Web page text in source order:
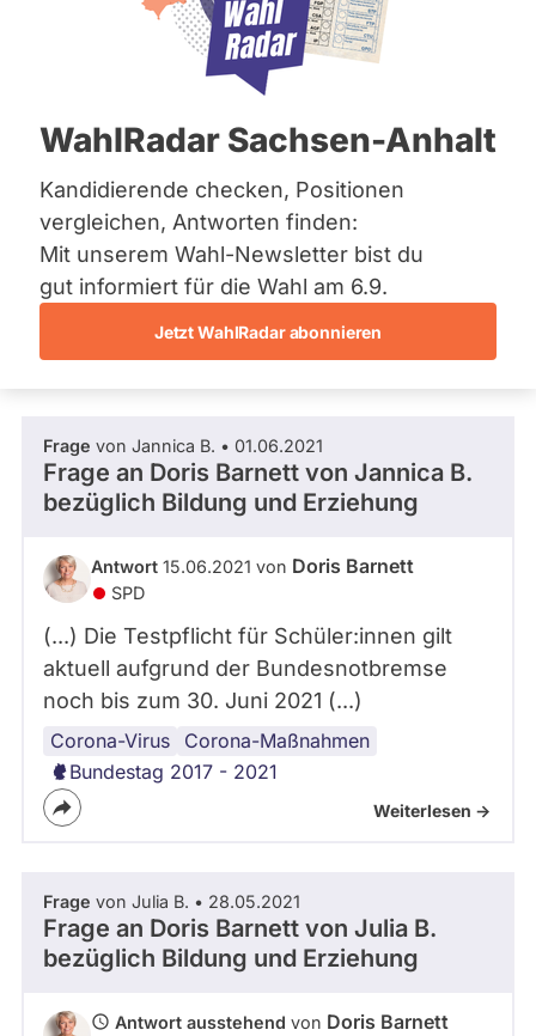
Bremen
Hamburg
Mecklenburg-Vorpommern
Nordrhein-Westfalen
Saarland
Sachsen
Sachsen-Anhalt
Sachsen-Anhalt
Schleswig-Holstein
Thüringen
Archiv
Spenden
WahlRadar Sachsen-Anhalt
Kandidierende checken, Positionen
vergleichen, Antworten finden:
Mit unserem Wahl-Newsletter bist du
gut informiert für die Wahl am 6.9.
Jetzt WahlRadar abonnieren
SPD
Diese Politikerin hat kein aktuelles und kein
zukünftiges Mandat und keine
Direktandidatur auf Landes-, Bundes- oder
Wahlliste werden bei uns nicht erfasst.
Die Fragefunktion ist für diese Person
derzeit nicht aktiv.
Politiker:innen
aktiven
oder
Mandaten
können
abgeordnetenwatch
befragt
werden.
Fragen und Antworten
Frage von Jannica B. • 01.06.2021
Frage an Doris Barnett von Jannica B.
bezüglich Bildung und Erziehung
Antwort 15.06.2021 von Doris Barnett
SPD
(...) Die Testpflicht für Schüler:innen gilt
aktuell aufgrund der Bundesnotbremse
noch bis zum 30. Juni 2021 (...)
Corona-Virus
Corona-Maßnahmen
Bundestag 2017 - 2021
Weiterlesen ->
Frage von Julia B. • 28.05.2021
Frage an Doris Barnett von Julia B.
bezüglich Bildung und Erziehung
Antwort ausstehend von Doris Barnett